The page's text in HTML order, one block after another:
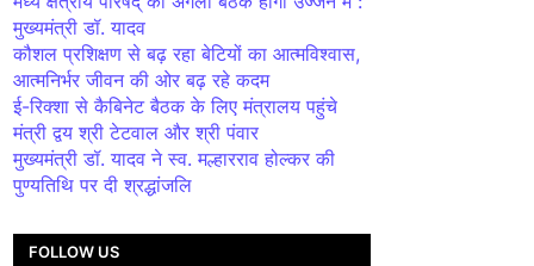
मुख्यमंत्री डॉ. यादव
कौशल प्रशिक्षण से बढ़ रहा बेटियों का आत्मविश्वास,
आत्मनिर्भर जीवन की ओर बढ़ रहे कदम
ई-रिक्शा से कैबिनेट बैठक के लिए मंत्रालय पहुंचे
मंत्री द्वय श्री टेटवाल और श्री पंवार
मुख्यमंत्री डॉ. यादव ने स्व. मल्हारराव होल्कर की
पुण्यतिथि पर दी श्रद्धांजलि
FOLLOW US